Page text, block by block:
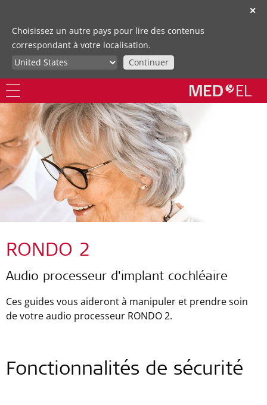
✕
Choisissez un autre pays pour lire des contenus
correspondant à votre localisation.
Continuer
RONDO 2
Audio processeur d'implant cochléaire
Ces guides vous aideront à manipuler et prendre soin
de votre audio processeur RONDO 2.
Fonctionnalités de sécurité